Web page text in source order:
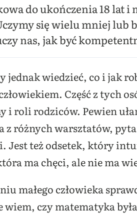
do ukończenia 18 lat i
się wielu mniej
nas, jak być
jednak wiedzieć, co i jak
Część z tych
i roli rodziców. Pewien
z różnych warsztatów,
Jest też odsetek, który
ma chęci, ale nie ma
małego człowieka
czy matematyka